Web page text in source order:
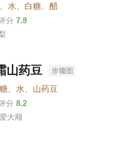
水 白糖 醋
分 7.8
山药豆
水 山药豆
分 8.2
大顺